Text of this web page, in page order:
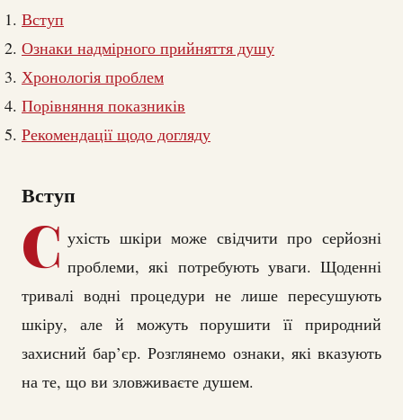
Вступ
Ознаки надмірного прийняття душу
Хронологія проблем
Порівняння показників
Рекомендації щодо догляду
Вступ
С ухість шкіри може свідчити про серйозні
проблеми, які потребують уваги. Щоденні
тривалі водні процедури не лише пересушують
шкіру, але й можуть порушити її природний
захисний бар’єр. Розглянемо ознаки, які вказують
на те, що ви зловживаєте душем.